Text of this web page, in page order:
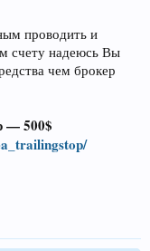
проводить и
счету надеюсь Вы
чем брокер
— 500$